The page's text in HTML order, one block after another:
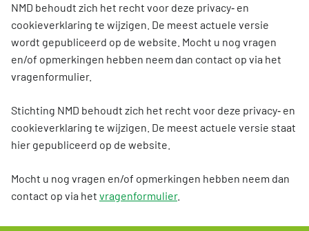
NMD behoudt zich het recht voor deze privacy‑ en
cookieverklaring te wijzigen. De meest actuele versie
wordt gepubliceerd op de website. Mocht u nog vragen
en/of opmerkingen hebben neem dan contact op via het
vragenformulier.
Stichting NMD behoudt zich het recht voor deze privacy‑ en
cookieverklaring te wijzigen. De meest actuele versie staat
hier gepubliceerd op de website.
Mocht u nog vragen en/of opmerkingen hebben neem dan
contact op via het vragenformulier.